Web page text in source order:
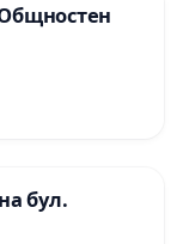
бул.